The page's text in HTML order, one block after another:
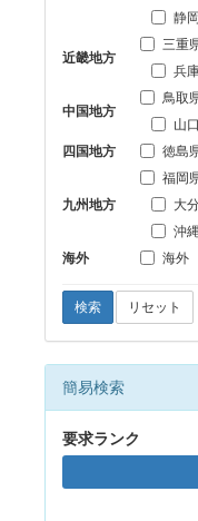
静
近畿地方
三重
兵
中国地方
鳥取
山
四国地方
徳島
九州地方
福岡
大
沖
海外
海外
検索 リセット
簡易検索
要求ランク